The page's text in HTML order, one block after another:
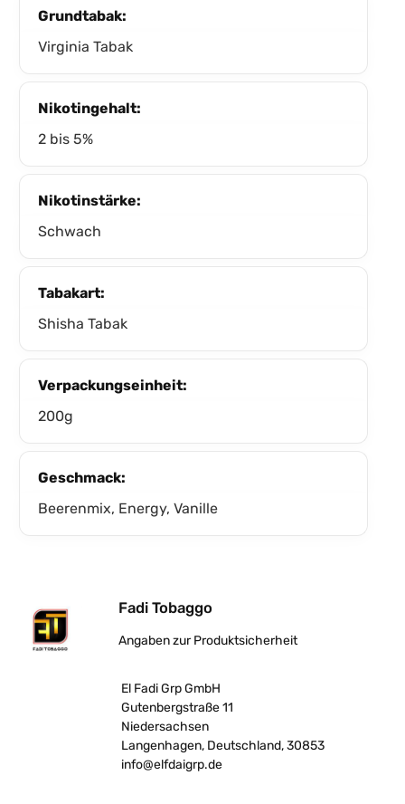
Grundtabak:
Virginia Tabak
Nikotingehalt:
2 bis 5%
Nikotinstärke:
Schwach
Tabakart:
Shisha Tabak
Verpackungseinheit:
200g
Geschmack:
Beerenmix, Energy, Vanille
Fadi Tobaggo
Angaben zur Produktsicherheit
El Fadi Grp GmbH
Gutenbergstraße 11
Niedersachsen
Langenhagen, Deutschland, 30853
info@elfdaigrp.de